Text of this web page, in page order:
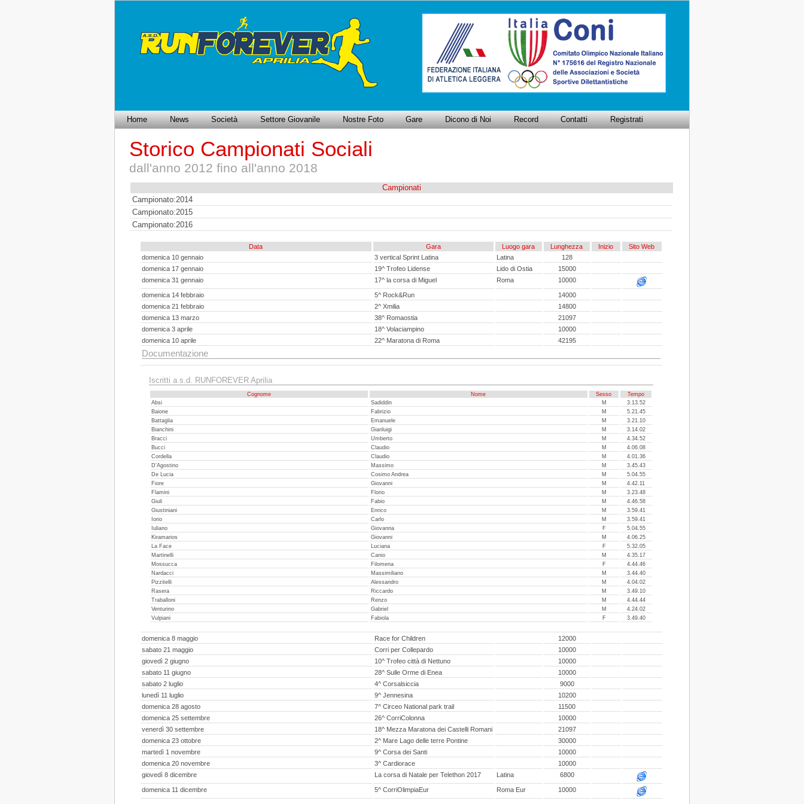
Home News Società Settore Giovanile Nostre Foto Gare Dicono di Noi Record Contatti Registrati
Storico Campionati Sociali
dall'anno 2012 fino all'anno 2018
Campionati
Campionato:2014
Campionato:2015
Campionato:2016
Data Gara Luogo gara Lunghezza Inizio
Sito Web
domenica 10 gennaio
3 vertical Sprint Latina Latina
128
domenica 17 gennaio
19^ Trofeo Lidense Lido di Ostia
15000
domenica 31 gennaio
17^ la corsa di Miguel Roma 10000
domenica 14 febbraio 5^ Rock&Run
14000
domenica 21 febbraio
2^ Xmilia
14800
domenica 13 marzo
38^ Romaostia
21097
domenica 3 aprile
18^ Volaciampino
10000
domenica 10 aprile
22^ Maratona di Roma 42195
Documentazione
Iscritti a.s.d. RUNFOREVER Aprilia
Cognome Nome Sesso
Tempo
Absi
Sadiddin M
3.13.52
Baione
Fabrizio M
5.21.45
Battaglia
Emanuele M
3.21.10
Bianchini
Gianluigi M
3.14.02
Bracci
Umberto M
4.34.52
Bucci
Claudio M
4.06.08
Cordella
Claudio M
4.01.36
D'Agostino
Massimo M
3.45.43
De Lucia
Cosimo Andrea M
5.04.55
Fiore
Giovanni M
4.42.11
Flamini
Florio M
3.23.48
Giuli
Fabio M
4.46.58
Giustiniani
Enrico M
3.59.41
Iorio
Carlo M
3.59.41
Iuliano
Giovanna F
5.04.55
Kiramarios
Giovanni M
4.06.25
La Face
Luciana F
5.32.05
Martinelli
Canio M
4.35.17
Mossucca
Filomena F
4.44.46
Nardacci
Massimiliano M
3.44.40
Pizzitelli
Alessandro M
4.04.02
Rasera
Riccardo M
3.49.10
Traballoni
Renzo M
4.44.44
Venturino
Gabriel M
4.24.02
Vulpiani
Fabiola F 3.49.40
domenica 8 maggio Race for Children
12000
sabato 21 maggio
Corri per Collepardo
10000
giovedì 2 giugno
10^ Trofeo città di Nettuno
10000
sabato 11 giugno
28^ Sulle Orme di Enea
10000
sabato 2 luglio
4^ Corsalsiccia
9000
lunedì 11 luglio
9^ Jennesina
10200
domenica 28 agosto
7^ Circeo National park trail
11500
domenica 25 settembre
26^ CorriColonna
10000
venerdì 30 settembre
18^ Mezza Maratona dei Castelli Romani
21097
domenica 23 ottobre
2^ Mare Lago delle terre Pontine
30000
martedì 1 novembre
9^ Corsa dei Santi
10000
domenica 20 novembre
3^ Cardiorace
10000
giovedì 8 dicembre
La corsa di Natale per Telethon 2017 Latina 6800
domenica 11 dicembre 5^ CorriOlimpiaEur Roma Eur 10000